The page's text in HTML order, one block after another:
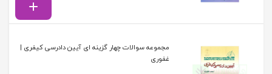
مجموعه سوالات چهار گزینه ای آیین دادرسی کیفری |
غفوری